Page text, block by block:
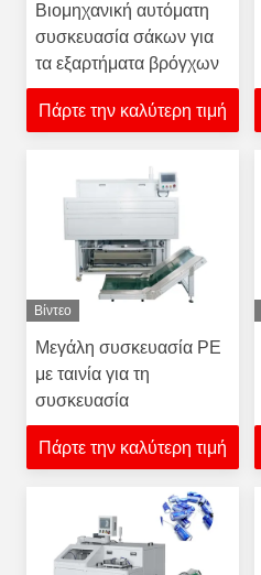
Βιομηχανική αυτόματη
συσκευασία σάκων για
τα εξαρτήματα βρόγχων
Πάρτε την καλύτερη τιμή
Βίντεο
Μεγάλη συσκευασία PE
με ταινία για τη
συσκευασία
Πάρτε την καλύτερη τιμή